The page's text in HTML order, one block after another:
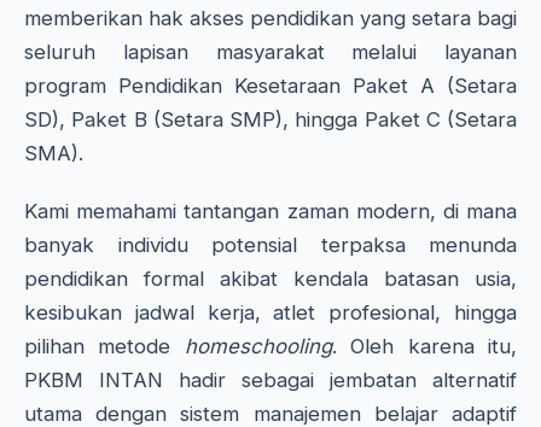
memberikan hak akses pendidikan yang setara bagi
seluruh lapisan masyarakat melalui layanan
program Pendidikan Kesetaraan Paket A (Setara
SD), Paket B (Setara SMP), hingga Paket C (Setara
SMA).
Kami memahami tantangan zaman modern, di mana
banyak individu potensial terpaksa menunda
pendidikan formal akibat kendala batasan usia,
kesibukan jadwal kerja, atlet profesional, hingga
pilihan metode homeschooling. Oleh karena itu,
PKBM INTAN hadir sebagai jembatan alternatif
utama dengan sistem manajemen belajar adaptif